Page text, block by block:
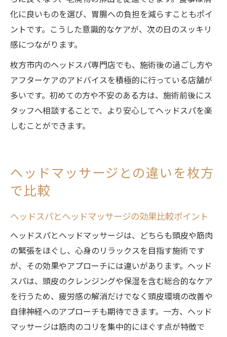
化に良いものを選び、胃腸への負担を減らすこともポイ
ントです。こうした意識的なケアが、次の日のスッキリ
感につながります。
枚方市内のヘッドスパ専門店でも、施術後の過ごし方や
アフターケアのアドバイスを積極的に行っている店舗が
多いです。初めての方や不安のある方は、施術前後にス
タッフへ相談することで、より安心してヘッドスパを楽
しむことができます。
ヘッドマッサージとの違いを枚方
で比較
ヘッドスパとヘッドマッサージの効果比較ポイント
ヘッドスパとヘッドマッサージは、どちらも頭皮や筋肉
の緊張をほぐし、心身のリラックスを目指す施術です
が、その効果やアプローチには違いがあります。ヘッド
スパは、頭皮のクレンジングや保湿を含む総合的なケア
を行うため、疲労感の解消だけでなく頭皮環境の改善や
自律神経へのアプローチも期待できます。一方、ヘッド
マッサージは筋肉のコリを集中的にほぐす点が特徴で